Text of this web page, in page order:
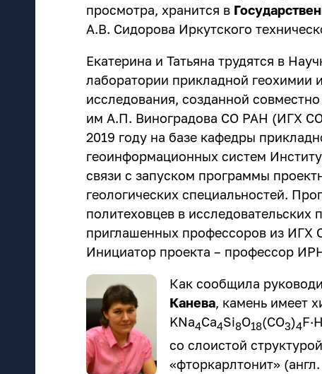
просмотра, хранится в
А.В. Сидорова Иркутского
Екатерина и Татьяна трудятся в
лаборатории прикладной геохимии
исследования, созданной
им А.П. Виноградова СО РАН (ИГХ
2019 году на базе кафедры
геоинформационных систем
связи с запуском программы
геологических специальностей.
политеховцев в исследовательских
приглашенных профессоров из ИГХ
Инициатор проекта – профессор
Как сообщила
Канева, камень имеет
KNa4Ca4Si8O18(CO3)4F·H
со слоистой
«фторкарлтонит»